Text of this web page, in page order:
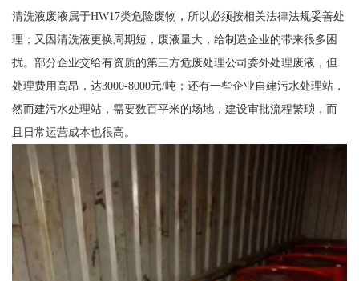
清洗液废液属于HW17类危险废物，所以必须按相关法律法规妥善处
理；又因清洗液更换周期短，废液量大，给制造企业的带来很多困
扰。部分企业交给有资质的第三方危废处理公司委外处理废液，但
处理费用高昂，达3000-8000元/吨；还有一些企业自建污水处理站，
然而建污水处理站，需要数百平米的场地，建设审批流程繁琐，而
且日常运营成本也很高。